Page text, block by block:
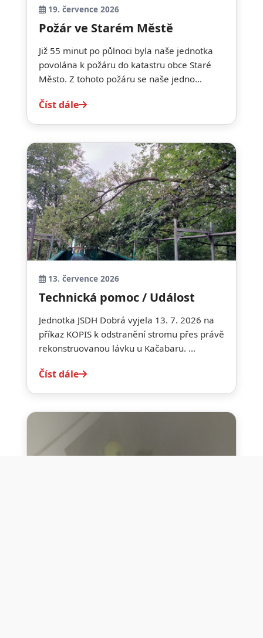
19. července 2026
Požár ve Starém Městě
Již 55 minut po půlnoci byla naše jednotka
povolána k požáru do katastru obce Staré
Město. Z tohoto požáru se naše jedno...
Číst dále
13. července 2026
Technická pomoc / Událost
Jednotka JSDH Dobrá vyjela 13. 7. 2026 na
příkaz KOPIS k odstranění stromu přes právě
rekonstruovanou lávku u Kačabaru. ...
Číst dále